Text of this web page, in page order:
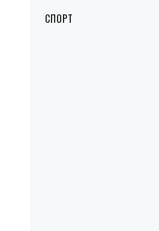
СПОРТ